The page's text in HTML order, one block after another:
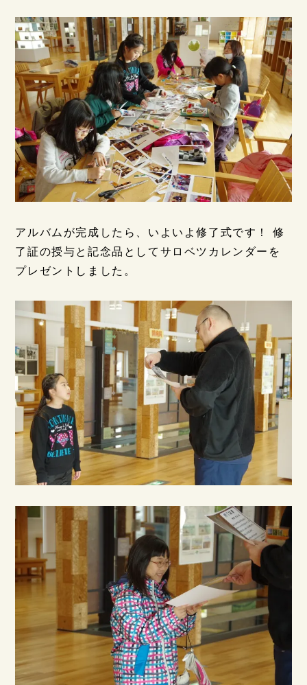
アルバムが完成したら、いよいよ修了式です！ 修
了証の授与と記念品としてサロベツカレンダーを
プレゼントしました。